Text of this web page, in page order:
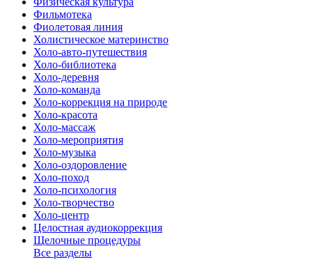
Фильмотека
Фиолетовая линия
Холистическое материнство
Холо-авто-путешествия
Холо-библиотека
Холо-деревня
Холо-команда
Холо-коррекция на природе
Холо-красота
Холо-массаж
Холо-мероприятия
Холо-музыка
Холо-оздоровление
Холо-поход
Холо-психология
Холо-творчество
Холо-центр
Целостная аудиокоррекция
Щелочные процедуры
Все разделы